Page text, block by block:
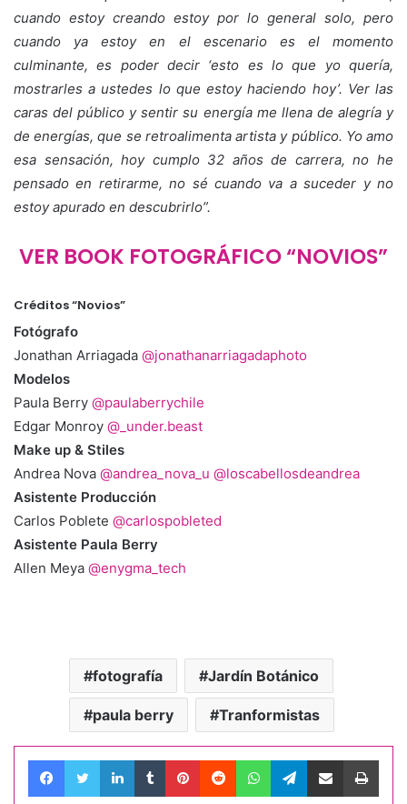
cuando estoy creando estoy por lo general solo, pero
cuando ya estoy en el escenario es el momento
culminante, es poder decir ‘esto es lo que yo quería,
mostrarles a ustedes lo que estoy haciendo hoy’. Ver las
caras del público y sentir su energía me llena de alegría y
de energías, que se retroalimenta artista y público. Yo amo
esa sensación, hoy cumplo 32 años de carrera, no he
pensado en retirarme, no sé cuando va a suceder y no
estoy apurado en descubrirlo”.
VER BOOK FOTOGRÁFICO “NOVIOS”
Créditos “Novios”
Fotógrafo
Jonathan Arriagada @jonathanarriagadaphoto
Modelos
Paula Berry @paulaberrychile
Edgar Monroy @_under.beast
Make up & Stiles
Andrea Nova @andrea_nova_u @loscabellosdeandrea
Asistente Producción
Carlos Poblete @carlospobleted
Asistente Paula Berry
Allen Meya @enygma_tech
fotografía Jardín Botánico
paula berry Tranformistas
FacebookTwitterLinkedInTumblrPinterestRedditWhatsAppTelegramCompartir por correo electrónico